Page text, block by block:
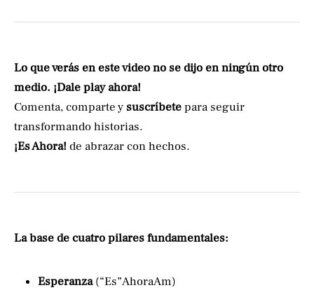
Lo que verás en este video no se dijo en ningún otro
medio. ¡Dale play ahora!
Comenta, comparte ysuscríbetepara seguir
transformando historias.
¡Es Ahora! de abrazar con hechos.
La base de cuatro pilares fundamentales:
Esperanza(“Es”AhoraAm)